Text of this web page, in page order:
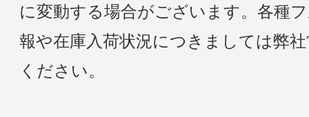
に変動する場合がございます。各種
報や在庫入荷状況につきましては弊
ください。